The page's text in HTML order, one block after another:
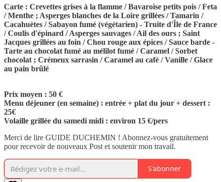
Carte : Crevettes grises à la flamme / Bavaroise petits pois / Feta
/ Menthe ; Asperges blanches de la Loire grillées / Tamarin /
Cacahuètes / Sabayon fumé (végétarien) - Truite d'Île de France
/ Coulis d'épinard / Asperges sauvages / Ail des ours ; Saint
Jacques grillées au foin / Chou rouge aux épices / Sauce barde -
Tarte au chocolat fumé au mélilot fumé / Caramel / Sorbet
chocolat ; Crémeux sarrasin / Caramel au café / Vanille / Glace
au pain brûlé
Prix moyen : 50 €
Menu déjeuner (en semaine) : entrée + plat du jour + dessert :
25€
Volaille grillée du samedi midi : environ 15 €/pers
Merci de lire GUIDE DUCHEMIN ! Abonnez-vous gratuitement
pour recevoir de nouveaux Post et soutenir mon travail.
S'abonner